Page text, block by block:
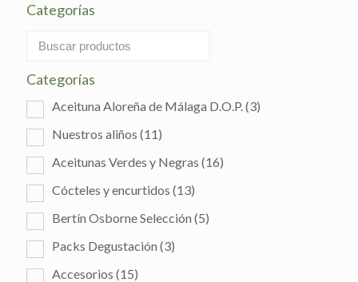
de
Categorías
Categorías
Aceituna Aloreña de Málaga D.O.P.(3)
Nuestros aliños (11)
Aceitunas Verdes y Negras (16)
Cócteles y encurtidos (13)
Bertín Osborne Selección (5)
Packs Degustación (3)
Accesorios (15)